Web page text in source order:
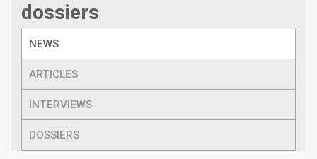
dossiers
NEWS
ARTICLES
INTERVIEWS
DOSSIERS